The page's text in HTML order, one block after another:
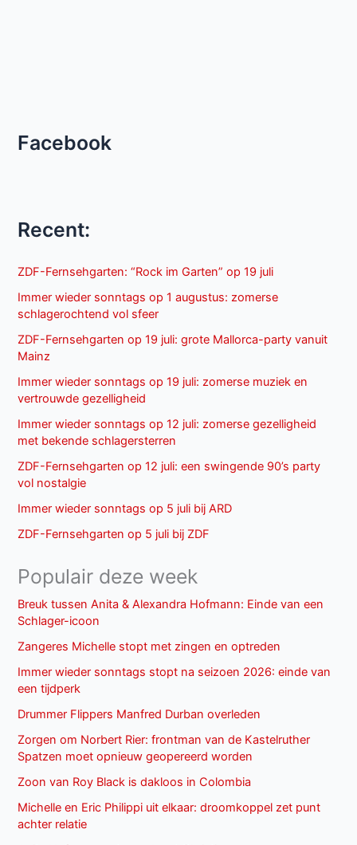
Facebook
Recent:
ZDF-Fernsehgarten: “Rock im Garten” op 19 juli
Immer wieder sonntags op 1 augustus: zomerse
schlagerochtend vol sfeer
ZDF-Fernsehgarten op 19 juli: grote Mallorca-party vanuit
Mainz
Immer wieder sonntags op 19 juli: zomerse muziek en
vertrouwde gezelligheid
Immer wieder sonntags op 12 juli: zomerse gezelligheid
met bekende schlagersterren
ZDF-Fernsehgarten op 12 juli: een swingende 90’s party
vol nostalgie
Immer wieder sonntags op 5 juli bij ARD
ZDF-Fernsehgarten op 5 juli bij ZDF
Populair deze week
Breuk tussen Anita & Alexandra Hofmann: Einde van een
Schlager-icoon
Zangeres Michelle stopt met zingen en optreden
Immer wieder sonntags stopt na seizoen 2026: einde van
een tijdperk
Drummer Flippers Manfred Durban overleden
Zorgen om Norbert Rier: frontman van de Kastelruther
Spatzen moet opnieuw geopereerd worden
Zoon van Roy Black is dakloos in Colombia
Michelle en Eric Philippi uit elkaar: droomkoppel zet punt
achter relatie